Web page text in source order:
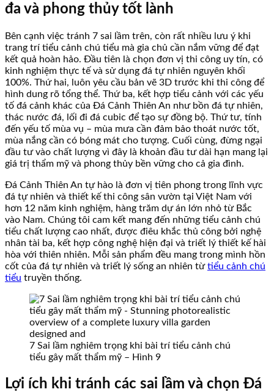
đa và phong thủy tốt lành
Bên cạnh việc tránh 7 sai lầm trên, còn rất nhiều lưu ý khi
trang trí tiểu cảnh chú tiểu mà gia chủ cần nắm vững để đạt
kết quả hoàn hảo. Đầu tiên là chọn đơn vị thi công uy tín, có
kinh nghiệm thực tế và sử dụng đá tự nhiên nguyên khối
100%. Thứ hai, luôn yêu cầu bản vẽ 3D trước khi thi công để
hình dung rõ tổng thể. Thứ ba, kết hợp tiểu cảnh với các yếu
tố đá cảnh khác của Đá Cảnh Thiên An như bồn đá tự nhiên,
thác nước đá, lối đi đá cubic để tạo sự đồng bộ. Thứ tư, tính
đến yếu tố mùa vụ – mùa mưa cần đảm bảo thoát nước tốt,
mùa nắng cần có bóng mát cho tượng. Cuối cùng, đừng ngại
đầu tư vào chất lượng vì đây là khoản đầu tư dài hạn mang lại
giá trị thẩm mỹ và phong thủy bền vững cho cả gia đình.
Đá Cảnh Thiên An tự hào là đơn vị tiên phong trong lĩnh vực
đá tự nhiên và thiết kế thi công sân vườn tại Việt Nam với
hơn 12 năm kinh nghiệm, hàng trăm dự án lớn nhỏ từ Bắc
vào Nam. Chúng tôi cam kết mang đến những tiểu cảnh chú
tiểu chất lượng cao nhất, được điêu khắc thủ công bởi nghệ
nhân tài ba, kết hợp công nghệ hiện đại và triết lý thiết kế hài
hòa với thiên nhiên. Mỗi sản phẩm đều mang trong mình hồn
cốt của đá tự nhiên và triết lý sống an nhiên từtiểu cảnh chú
tiểu truyền thống.
7 Sai lầm nghiêm trọng khi bài trí tiểu cảnh chú
tiểu gây mất thẩm mỹ – Hình 9
Lợi ích khi tránh các sai lầm và chọn Đá